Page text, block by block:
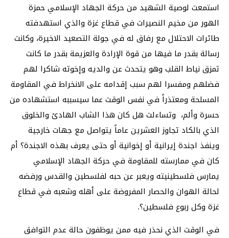
استمعت لوصية الشهيد من حركة الجهاد الإسلامي حمزة
الهور من مخيم النصيرات في قطاع غزة والذي استهدفته
طائرات الاحتلال مع رفاق له في جولة التصعيد الاخيرة، وكانت
رسالة بقدر ما فيها من قوة الإرادة والعزيمة بقدر ما كانت
تمزق نياط القلب وهو يتحدث عن والديه وإخوته شاكرا لهم
فضلهم ومفسرا لهم سبب إقدامه على الانخراط في المقاومة
المسلحة ومعتذراً في نفس الوقت عما سيسببه استشهاده من
حسرة وألم، وتساءلت هل كان هذا الشاب الهادئ والخلوق
الذي بالكاد تجاوز العشرين عاماً يتواصل مع جهات خارجية
وينفذ اجندة إيرانية أو إخوانية أو حتى يعرف بهذه الاجندة؟ أم
كان في ممارسته للمقاومة في حركة الجهاد الإسلامي
يمارس فلسطينيته ويعبر عن حبه لفلسطين والقدس ورفضه
لحالة الهوان والحصار المفروضة على أهله وشعبه في قطاع
غزة وكل ربوع فلسطين؟.
في الوقت الذي نحذر فيه ممن يوظفون حالة عدم التوافق